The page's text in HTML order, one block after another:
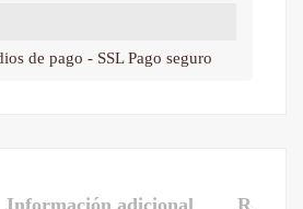
de pago - SSL Pago seguro